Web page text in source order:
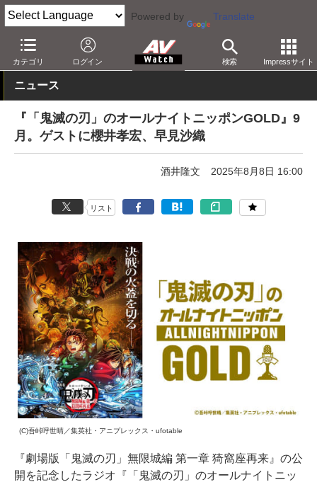
Powered by Translate
カテゴリ ログイン 検索 Impressサイト
AV Watch コンテンツ・サービス アニメ
ニュース
『「鬼滅の刃」のオールナイトニッポンGOLD』9
月。ゲストに櫻井孝宏、早見沙織
酒井隆文 2025年8月8日 16:00
リスト
(C)吾峠呼世晴／集英社・アニプレックス・ufotable
『劇場版「鬼滅の刃」無限城編 第一章 猗窩座再来』の公
開を記念したラジオ『「鬼滅の刃」のオールナイトニッ